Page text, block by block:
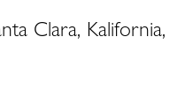
Clara, Kalifornia,